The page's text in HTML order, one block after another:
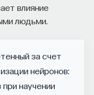
влияние
людьми.
за счет
нейронов:
научении